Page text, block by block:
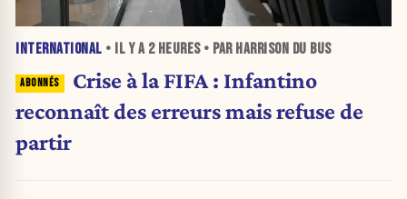
INTERNATIONAL • IL Y A 2 HEURES• PAR HARRISON DU BUS
Crise à la FIFA : Infantino
reconnaît des erreurs mais refuse de
partir